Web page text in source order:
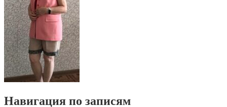
Навигация по записям